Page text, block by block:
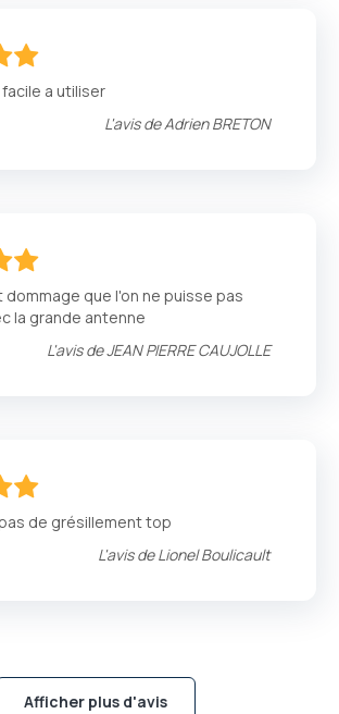
a utiliser
L'avis deAdrien BRETON
que l'on ne puisse pas
la grande antenne
L'avis deJEAN PIERRE CAUJOLLE
de grésillement top
L'avis deLionel Boulicault
Afficher plus d'avis